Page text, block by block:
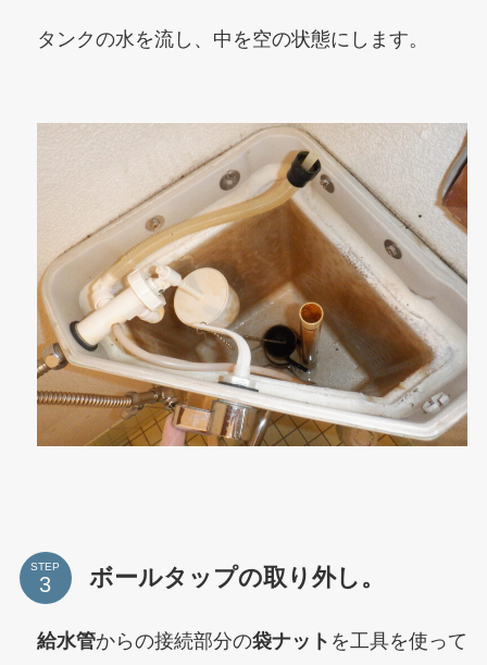
タンクの水を流し、中を空の状態にします。
STEP ボールタップの取り外し。
給水管からの接続部分の袋ナット を工具を使って